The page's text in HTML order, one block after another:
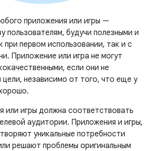
приложения или игры —
пользователям, будучи полезными и
при первом использовании, так и с
Приложение или игра не могут
если они не
независимо от того, что еще у
или игры должна соответствовать
аудитории. Приложения и игры,
уникальные потребности
решают проблемы оригинальным